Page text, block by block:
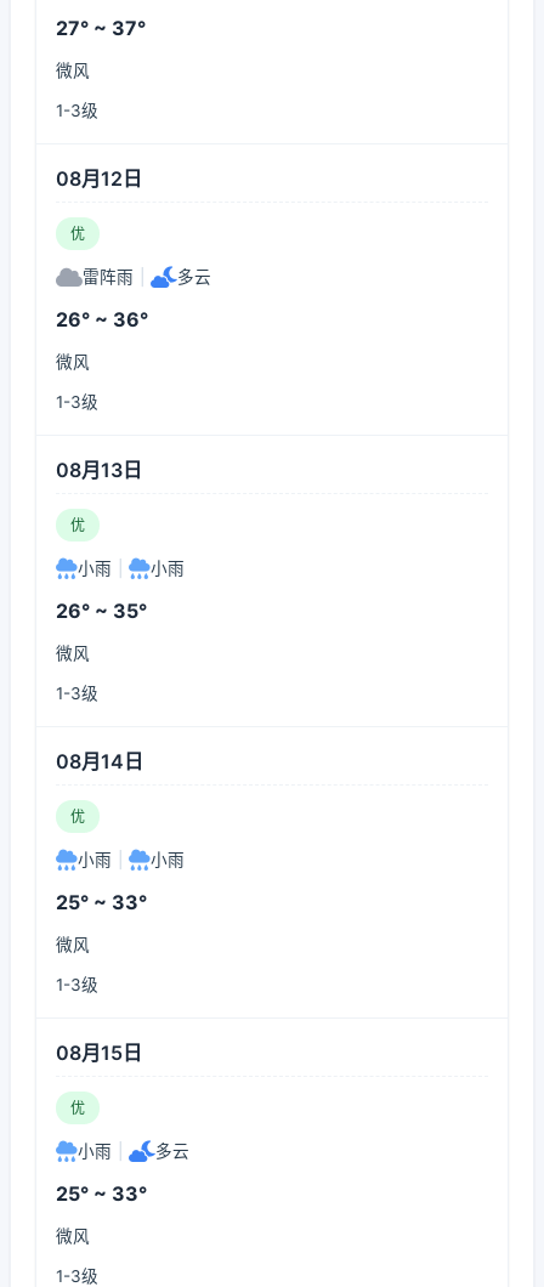
27° ~ 37°
微风
1-3级
08月12日
优
雷阵雨 多云
26° ~ 36°
微风
1-3级
08月13日
优
小雨 小雨
26° ~ 35°
微风
1-3级
08月14日
优
小雨 小雨
25° ~ 33°
微风
1-3级
08月15日
优
小雨 多云
25° ~ 33°
微风
1-3级